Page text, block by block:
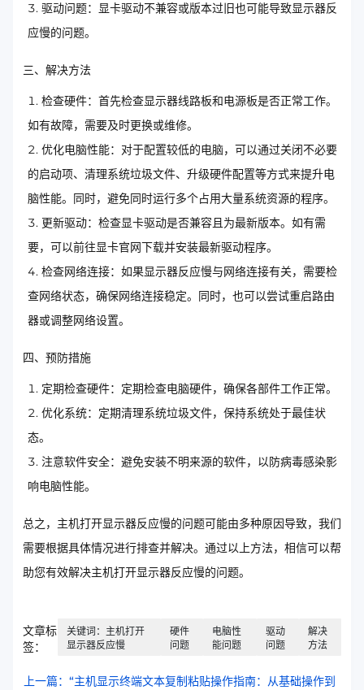
驱动问题：显卡驱动不兼容或版本过旧也可能导致显示器反
应慢的问题。
三、解决方法
检查硬件：首先检查显示器线路板和电源板是否正常工作。
如有故障，需要及时更换或维修。
优化电脑性能：对于配置较低的电脑，可以通过关闭不必要
的启动项、清理系统垃圾文件、升级硬件配置等方式来提升电
脑性能。同时，避免同时运行多个占用大量系统资源的程序。
更新驱动：检查显卡驱动是否兼容且为最新版本。如有需
要，可以前往显卡官网下载并安装最新驱动程序。
检查网络连接：如果显示器反应慢与网络连接有关，需要检
查网络状态，确保网络连接稳定。同时，也可以尝试重启路由
器或调整网络设置。
四、预防措施
定期检查硬件：定期检查电脑硬件，确保各部件工作正常。
优化系统：定期清理系统垃圾文件，保持系统处于最佳状
态。
注意软件安全：避免安装不明来源的软件，以防病毒感染影
响电脑性能。
总之，主机打开显示器反应慢的问题可能由多种原因导致，我们
需要根据具体情况进行排查并解决。通过以上方法，相信可以帮
助您有效解决主机打开显示器反应慢的问题。
文章标
签：
关键词：主机打开
显示器反应慢
硬件
问题
电脑性
能问题
驱动
问题
解决
方法
上一篇：“主机显示终端文本复制粘贴操作指南：从基础操作到